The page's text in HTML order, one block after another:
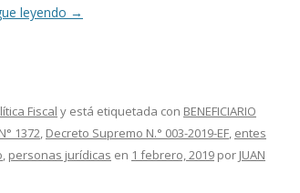
leyendo →
Fiscal y está etiquetada con BENEFICIARIO
1372, Decreto Supremo N.° 003-2019-EF, entes
, personas jurídicas en 1 febrero, 2019 por JUAN